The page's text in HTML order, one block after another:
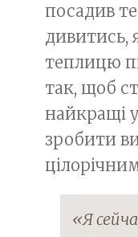
посадив
дивитись,
теплицю
так, щоб
найкращі
зробити
«Я